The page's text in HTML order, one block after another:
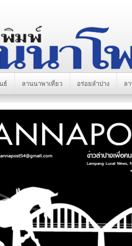
ธ์ ลานนาพาเที่ยว อร่อยลำปาง ลา